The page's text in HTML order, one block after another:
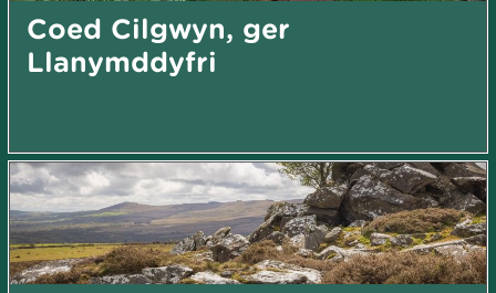
Coed Cilgwyn, ger
Llanymddyfri